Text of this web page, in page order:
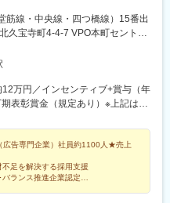
筋線・中央線・四つ橋線）15番出
久宝寺町4-4-7 VPO本町セントラ
10F
万円／インセンティブ+賞与（年
表彰賞金（規定あり）※上記は最
業代の時間数を超える時間外労働
際の残業時間は平均17時間で
整しております。●6項目のイン
なく、業績に応じて正当に評価
額は月12万円、20代で年収800
広告専門企業）社員約1100人★売上
足を解決する採用支援
ランス推進企業認定